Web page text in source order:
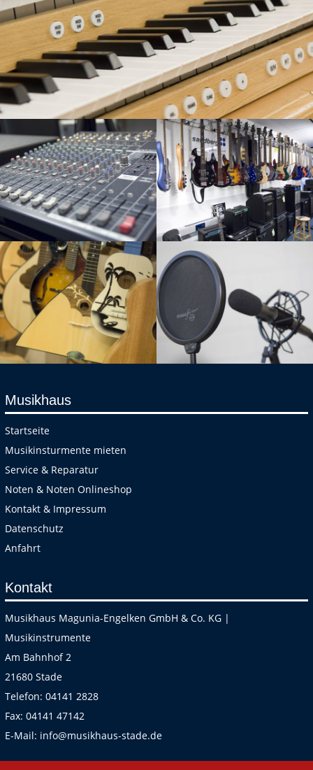
Musikhaus
Startseite
Musikinsturmente mieten
Service & Reparatur
Noten & Noten Onlineshop
Kontakt & Impressum
Datenschutz
Anfahrt
Kontakt
Musikhaus Magunia-Engelken GmbH & Co. KG |
Musikinstrumente
Am Bahnhof 2
21680 Stade
Telefon: 04141 2828
Fax: 04141 47142
E-Mail: info@musikhaus-stade.de